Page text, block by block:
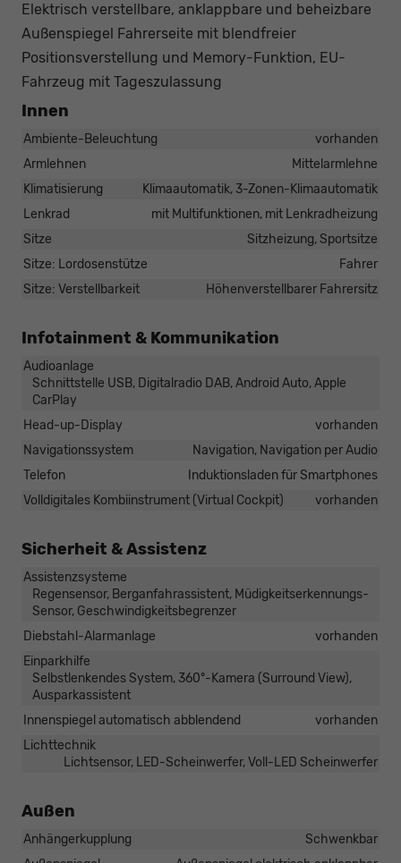
Elektrisch verstellbare, anklappbare und beheizbare
Außenspiegel Fahrerseite mit blendfreier
Positionsverstellung und Memory-Funktion, EU-
Fahrzeug mit Tageszulassung
Innen
Ambiente-Beleuchtung
vorhanden
Armlehnen
Mittelarmlehne
Klimatisierung
Klimaautomatik, 3-Zonen-Klimaautomatik
Lenkrad
mit Multifunktionen, mit Lenkradheizung
Sitze
Sitzheizung, Sportsitze
Sitze: Lordosenstütze
Fahrer
Sitze: Verstellbarkeit
Höhenverstellbarer Fahrersitz
Infotainment & Kommunikation
Audioanlage
Schnittstelle USB, Digitalradio DAB, Android Auto, Apple
CarPlay
Head-up-Display
vorhanden
Navigationssystem
Navigation, Navigation per Audio
Telefon
Induktionsladen für Smartphones
Volldigitales Kombiinstrument (Virtual Cockpit)
vorhanden
Sicherheit & Assistenz
Assistenzsysteme
Regensensor, Berganfahrassistent, Müdigkeitserkennungs-
Sensor, Geschwindigkeitsbegrenzer
Diebstahl-Alarmanlage
vorhanden
Einparkhilfe
Selbstlenkendes System, 360°-Kamera (Surround View),
Ausparkassistent
Innenspiegel automatisch abblendend
vorhanden
Lichttechnik
Lichtsensor, LED-Scheinwerfer, Voll-LED Scheinwerfer
Außen
Anhängerkupplung
Schwenkbar